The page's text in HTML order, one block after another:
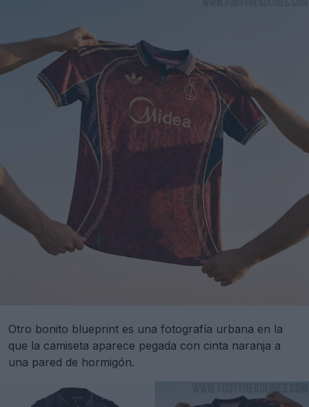
Otro bonito blueprint es una fotografía urbana en la
que la camiseta aparece pegada con cinta naranja a
una pared de hormigón.